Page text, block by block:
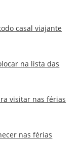
casal viajante
na lista das
visitar nas férias
nas férias